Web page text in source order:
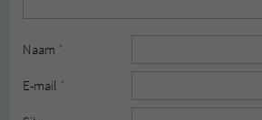
Naam *
E-mail *